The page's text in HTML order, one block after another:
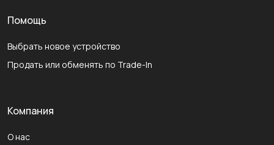
Помощь
Выбрать новое устройство
Продать или обменять по Trade-In
Компания
О нас